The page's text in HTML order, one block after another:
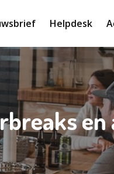
Helpdesk